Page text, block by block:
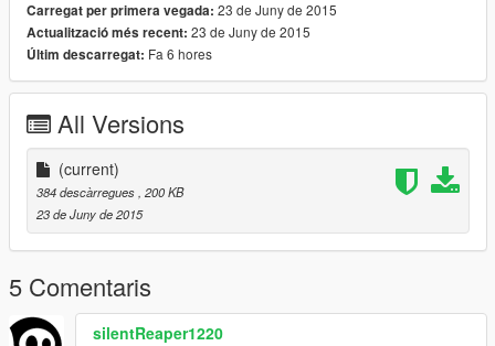
Carregat per primera vegada: 23 de Juny de 2015
Actualització més recent: 23 de Juny de 2015
Últim descarregat: Fa 6 hores
All Versions
(current)
384 descàrregues, 200 KB
23 de Juny de 2015
5 Comentaris
silentReaper1220